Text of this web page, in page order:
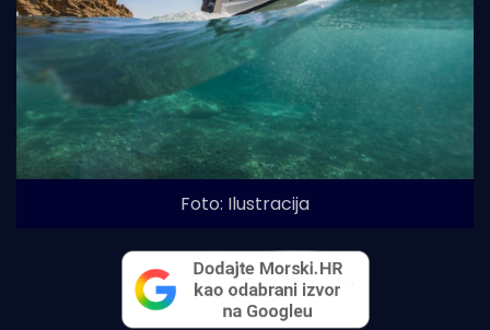
Foto: Ilustracija